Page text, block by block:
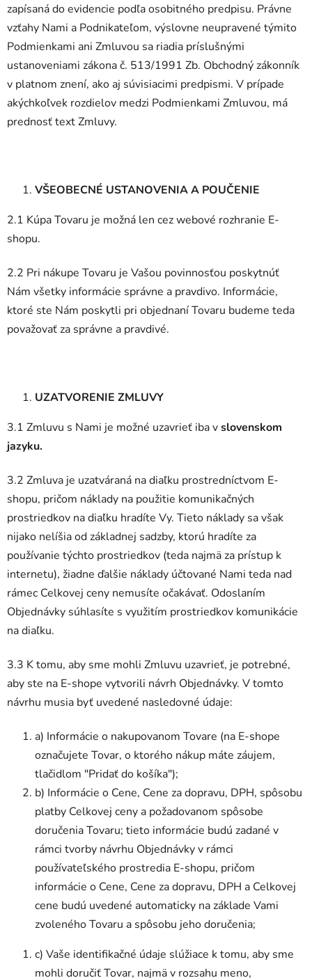
zapísaná do evidencie podľa osobitného predpisu. Právne
vzťahy Nami a Podnikateľom, výslovne neupravené týmito
Podmienkami ani Zmluvou sa riadia príslušnými
ustanoveniami zákona č. 513/1991 Zb. Obchodný zákonník
v platnom znení, ako aj súvisiacimi predpismi. V prípade
akýchkoľvek rozdielov medzi Podmienkami Zmluvou, má
prednosť text Zmluvy.
VŠEOBECNÉ USTANOVENIA A POUČENIE
2.1 Kúpa Tovaru je možná len cez webové rozhranie E-
shopu.
2.2 Pri nákupe Tovaru je Vašou povinnosťou poskytnúť
Nám všetky informácie správne a pravdivo. Informácie,
ktoré ste Nám poskytli pri objednaní Tovaru budeme teda
považovať za správne a pravdivé.
UZATVORENIE ZMLUVY
3.1 Zmluvu s Nami je možné uzavrieť iba vslovenskom
jazyku.
3.2 Zmluva je uzatváraná na diaľku prostredníctvom E-
shopu, pričom náklady na použitie komunikačných
prostriedkov na diaľku hradíte Vy. Tieto náklady sa však
nijako nelíšia od základnej sadzby, ktorú hradíte za
používanie týchto prostriedkov (teda najmä za prístup k
internetu), žiadne ďalšie náklady účtované Nami teda nad
rámec Celkovej ceny nemusíte očakávať. Odoslaním
Objednávky súhlasíte s využitím prostriedkov komunikácie
na diaľku.
3.3 K tomu, aby sme mohli Zmluvu uzavrieť, je potrebné,
aby ste na E-shope vytvorili návrh Objednávky. V tomto
návrhu musia byť uvedené nasledovné údaje:
a) Informácie o nakupovanom Tovare (na E-shope
označujete Tovar, o ktorého nákup máte záujem,
tlačidlom "Pridať do košíka");
b) Informácie o Cene, Cene za dopravu, DPH, spôsobu
platby Celkovej ceny a požadovanom spôsobe
doručenia Tovaru; tieto informácie budú zadané v
rámci tvorby návrhu Objednávky v rámci
používateľského prostredia E-shopu, pričom
informácie o Cene, Cene za dopravu, DPH a Celkovej
cene budú uvedené automaticky na základe Vami
zvoleného Tovaru a spôsobu jeho doručenia;
c) Vaše identifikačné údaje slúžiace k tomu, aby sme
mohli doručiť Tovar, najmä v rozsahu meno,